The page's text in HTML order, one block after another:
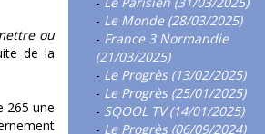
ou
de la
265 une
- Le Monde (28/03/2025)
- France 3 Normandie
(21/03/2025)
- Le Progrès (13/02/2025)
- Le Progrès (25/01/2025)
- SQOOL TV (14/01/2025)
- Le Progrès (06/09/2024)